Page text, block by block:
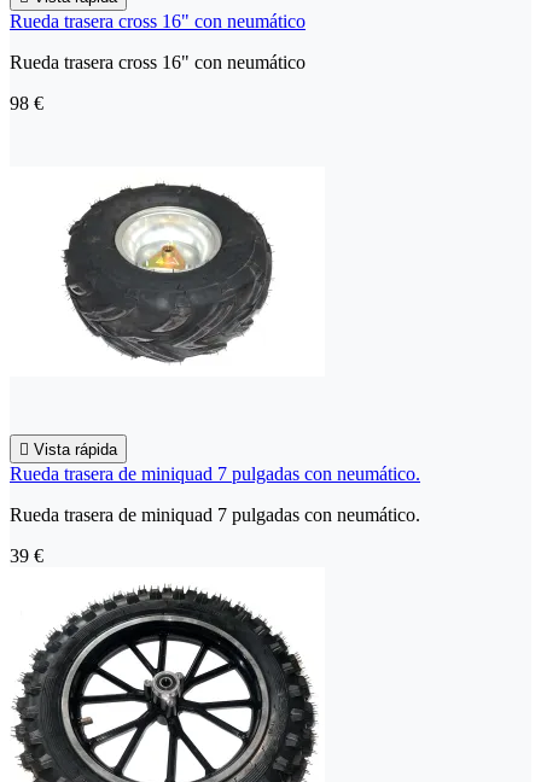
Rueda trasera cross 16" con neumático
Rueda trasera cross 16" con neumático
98 €
 Vista rápida
Rueda trasera de miniquad 7 pulgadas con neumático.
Rueda trasera de miniquad 7 pulgadas con neumático.
39 €